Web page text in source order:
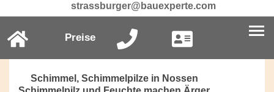
strassburger@bauexperte.com
Preise
Schimmel, Schimmelpilze in Nossen